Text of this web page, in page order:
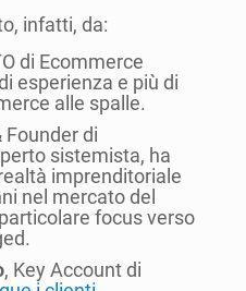
infatti, da:
di Ecommerce
esperienza e più di
alle spalle.
Founder di
sistemista, ha
imprenditoriale
nel mercato del
focus verso
, Key Account di